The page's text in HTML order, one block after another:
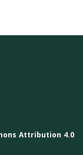
Attribution 4.0